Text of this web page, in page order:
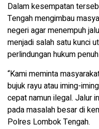
Dalam kesempatan
Tengah mengimbau
negeri agar menempuh
menjadi salah satu kunci
perlindungan hukum
“Kami meminta
bujuk rayu atau iming-
cepat namun ilegal. Jalur
pada masalah besar di
Polres Lombok Tengah.